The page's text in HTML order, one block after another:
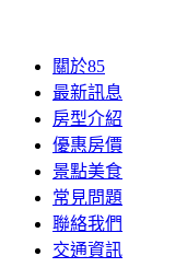
關於85
最新訊息
房型介紹
優惠房價
景點美食
常見問題
聯絡我們
交通資訊